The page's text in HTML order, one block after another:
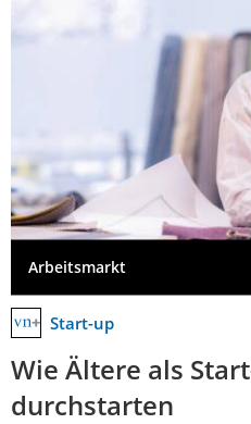
Arbeitsmarkt
Start-up
Wie Ältere als
durchstarten